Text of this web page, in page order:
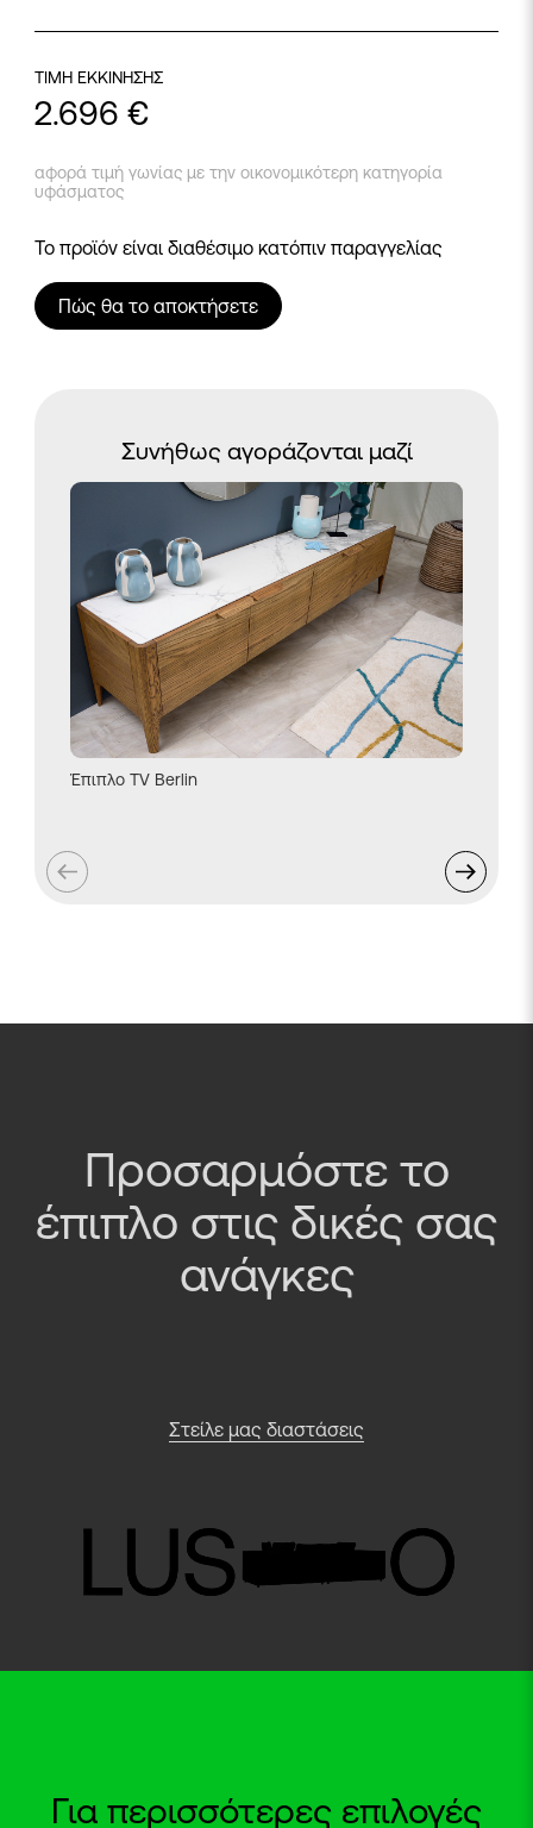
ΤΙΜΗ ΕΚΚΙΝΗΣΗΣ
2.696 €
αφορά τιμή γωνίας με την οικονομικότερη κατηγορία
υφάσματος
Το προϊόν είναι διαθέσιμο κατόπιν παραγγελίας
Πώς θα το αποκτήσετε
Συνήθως αγοράζονται μαζί
Έπιπλο TV Berlin
Προσαρμόστε το
έπιπλο στις δικές σας
ανάγκες
Στείλε μας διαστάσεις
Για περισσότερες επιλογές